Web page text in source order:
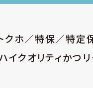
クホ／特保／特
クオリティかつ